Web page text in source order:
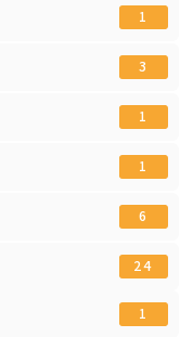
1
3
1
1
6
24
1